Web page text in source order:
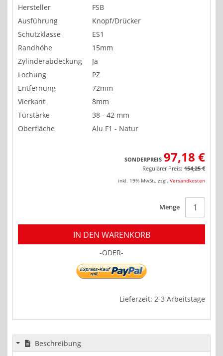
Hersteller
FSB
Ausführung
Knopf/Drücker
Schutzklasse
ES1
Randhöhe
15mm
Zylinderabdeckung
Ja
Lochung
PZ
Entfernung
72mm
Vierkant
8mm
Türstärke
38 - 42 mm
Oberfläche
Alu F1 - Natur
SONDERPREIS 97,18 €
Regulärer Preis: 154,25 €
inkl. 19% MwSt., zzgl. Versandkosten
Menge
IN DEN WARENKORB
-ODER-
Lieferzeit: 2-3 Arbeitstage
Beschreibung